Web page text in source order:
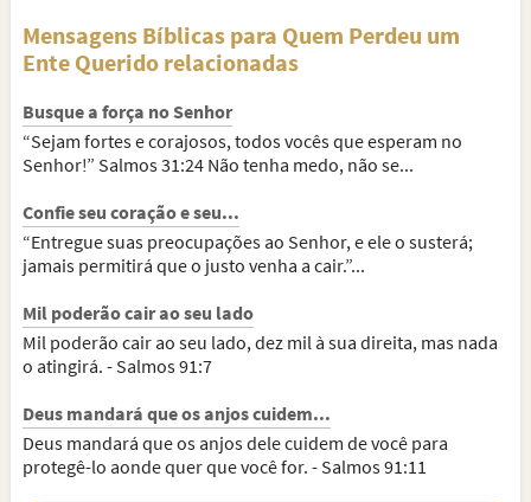
Mensagens Bíblicas para Quem Perdeu um
Ente Querido relacionadas
Busque a força no Senhor
“Sejam fortes e corajosos, todos vocês que esperam no
Senhor!” Salmos 31:24 Não tenha medo, não se...
Confie seu coração e seu...
“Entregue suas preocupações ao Senhor, e ele o susterá;
jamais permitirá que o justo venha a cair.”...
Mil poderão cair ao seu lado
Mil poderão cair ao seu lado, dez mil à sua direita, mas nada
o atingirá. - Salmos 91:7
Deus mandará que os anjos cuidem...
Deus mandará que os anjos dele cuidem de você para
protegê-lo aonde quer que você for. - Salmos 91:11